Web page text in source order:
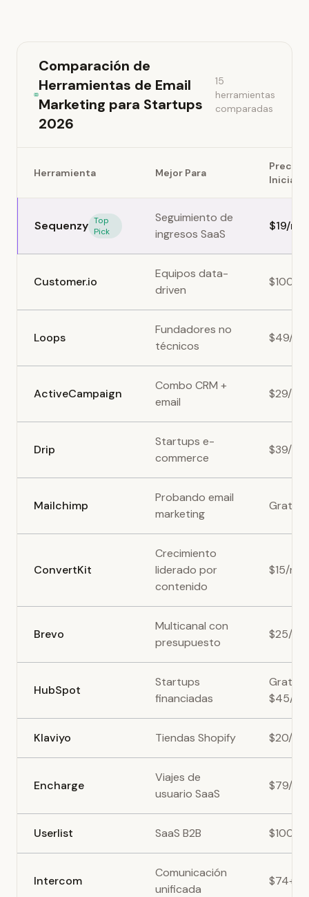
Comparación de
Herramientas de Email
Marketing para Startups
2026
15
herramientas
comparadas
Herramienta Mejor Para
Precio
Inicial
Sequenzy Top
Pick
Seguimiento de
ingresos SaaS
$19/
Customer.io
Equipos data-
driven
$100/
Loops
Fundadores no
técnicos
$49/
ActiveCampaign
Combo CRM +
email
$29/
Drip
Startups e-
commerce
$39/
Mailchimp
Probando email
marketing
Gratis
ConvertKit
Crecimiento
liderado por
contenido
$15/
Brevo
Multicanal con
presupuesto
$25/
HubSpot
Startups
financiadas
Gratis -
$45/
Klaviyo Tiendas Shopify $20/
Encharge
Viajes de
usuario SaaS
$79/
Userlist SaaS B2B $100+/
Intercom
Comunicación
unificada
$74+/